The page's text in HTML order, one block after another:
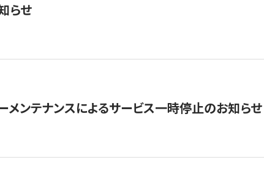
らせ
ーメンテナンスによるサービス一時停止のお知ら